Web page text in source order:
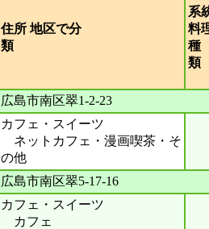
住所 地区で分
類
系
料
種
広島市南区翠1-2-23
カフェ・スイーツ
ネットカフェ・漫画喫茶・そ
の他
広島市南区翠5-17-16
カフェ・スイーツ
カフェ